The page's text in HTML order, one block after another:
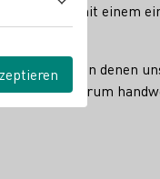
Sekte mit einem
in denen
Sie, warum